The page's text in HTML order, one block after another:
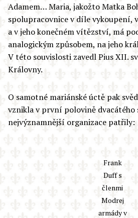
Adamem… Maria, jakožto Matka
spolupracovnice v díle vykoupení,
a v jeho konečném vítězství, má
analogickým způsobem, na jeho
V této souvislosti zavedl Pius XII.
Královny.
O samotné mariánské úctě pak
vznikla v první polovině
nejvýznamnější organizace patřily:
Frank
Duff s
členmi
Modrej
armády v